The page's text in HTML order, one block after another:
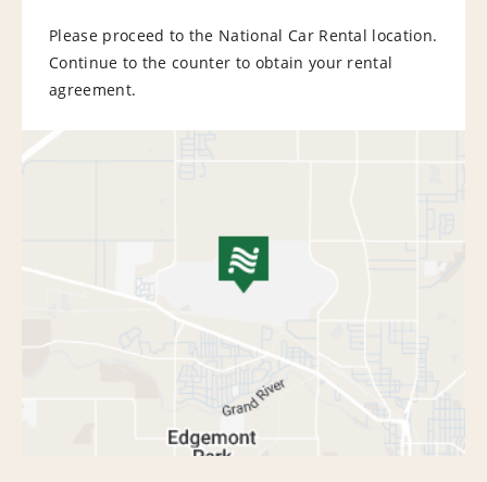
Please proceed to the National Car Rental location.
Continue to the counter to obtain your rental
agreement.